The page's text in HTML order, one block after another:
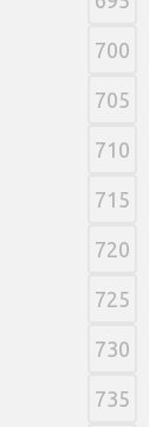
700
705
710
715
720
725
730
735